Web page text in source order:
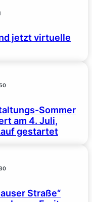
jetzt virtuelle
Sommer
am 4. Juli,
gestartet
Straße“